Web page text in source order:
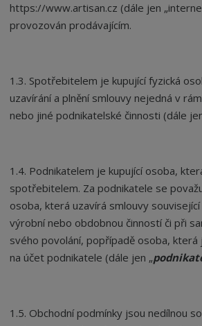
https://www.artisan.cz (dále jen
provozován prodávajícím.
1.3. Spotřebitelem je kupující fyzická
uzavírání a plnění smlouvy nejedná v
nebo jiné podnikatelské činnosti (dále
1.4. Podnikatelem je kupující osoba,
spotřebitelem. Za podnikatele se
osoba, která uzavírá smlouvy
výrobní nebo obdobnou činností či při
svého povolání, popřípadě osoba,
na účet podnikatele (dále jen „
1.5. Obchodní podmínky jsou nedílnou